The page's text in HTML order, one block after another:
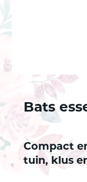
Bats
Compact
tuin, klus